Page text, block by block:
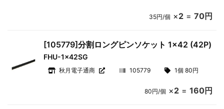
35円/個 ×2= 70円
[105779]分割ロングピンソケット 1×42 (42P)
FHU-1x42SG
秋月電子通商 105779 1個 80円
80円/個 ×2= 160円